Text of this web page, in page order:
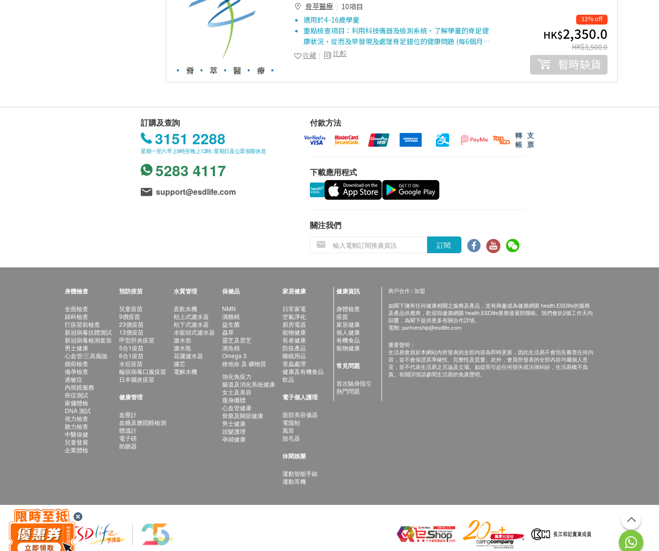
脊萃醫療
10項目
適用於4-16歲學童
重點檢查項目：利用科技儀器及檢測系統，了解學童的脊足健
康狀況，從而及早發現及處理脊足錯位的健康問題 (每6個月…
比較
收藏
33% off
HK$2,350.0
HK$3,500.0
暫時缺貨
訂購及查詢
3151 2288
星期一至六早上9時至晚上12時; 星期日及公眾假期休息
5283 4117
support@esdlife.com
付款方法
轉
帳
支
票
下載應用程式
關注我們
訂閱
身體檢查
全面檢查
婦科檢查
打疫苗前檢查
新冠病毒抗體測試
新冠病毒檢測套裝
男士健康
心血管/三高風險
婚前檢查
備孕檢查
過敏症
內視鏡服務
癌症測試
家傭體檢
DNA 測試
視力檢查
聽力檢查
中醫保健
兒童發展
企業體檢
預防疫苗
兒童疫苗
9價疫苗
23價疫苗
13價疫苗
甲型肝炎疫苗
5合1疫苗
6合1疫苗
水痘疫苗
輪狀病毒口服疫苗
日本腦炎疫苗
健康管理
血壓計
血糖及膽固醇檢測
體溫計
電子磅
助聽器
水質管理
直飲水機
枱上式濾水器
枱下式濾水器
水龍頭式濾水器
濾水壺
濾水瓶
花灑濾水器
濾芯
電解水機
保健品
NMN
滴雞精
益生菌
蟲草
靈芝及雲芝
滴魚精
Omega 3
維他命 及 礦物質
強化免疫力
腸道及消化系統健康
女士及美容
瘦身纖體
心血管健康
骨骼及關節健康
男士健康
頭髮護理
孕婦健康
家居健康
日常家電
空氣淨化
廚房電器
寵物健康
長者健康
防疫產品
睡眠用品
害蟲處理
健康及有機食品
飲品
電子個人護理
面部美容儀器
電鬚刨
風筒
脫毛器
休閑娛樂
運動智能手錶
運動耳機
健康資訊
身體檢查
疫苗
家居健康
個人健康
有機食品
寵物健康
常見問題
首次驗身指引
熱門問題
商戶合作 / 加盟
如閣下擁有任何健康相關之服務及產品，並有興趣成為健康網購 health.ESDlife的服務
及產品供應商，歡迎與健康網購 health.ESDlife業務發展部聯絡。我們會於2個工作天內
回覆，為閣下提供更多有關合作詳情。
電郵: partnership@esdlife.com
重要聲明：
生活易會員於本網站內所發表的全部內容為即時更新，因此生活易不會預先審查任何內
容，並不會保證其準確性、完整性及質量。此外，會員所發表的全部內容均屬個人意
見，並不代表生活易之言論及立場。如從而引起任何損失或法律糾紛，生活易概不負
責。有關詳情請參閱生活易的免責聲明。